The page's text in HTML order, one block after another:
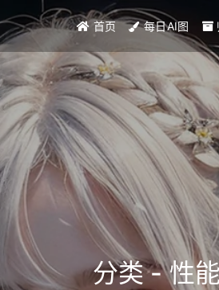
首页 每日AI图
分类 - 性